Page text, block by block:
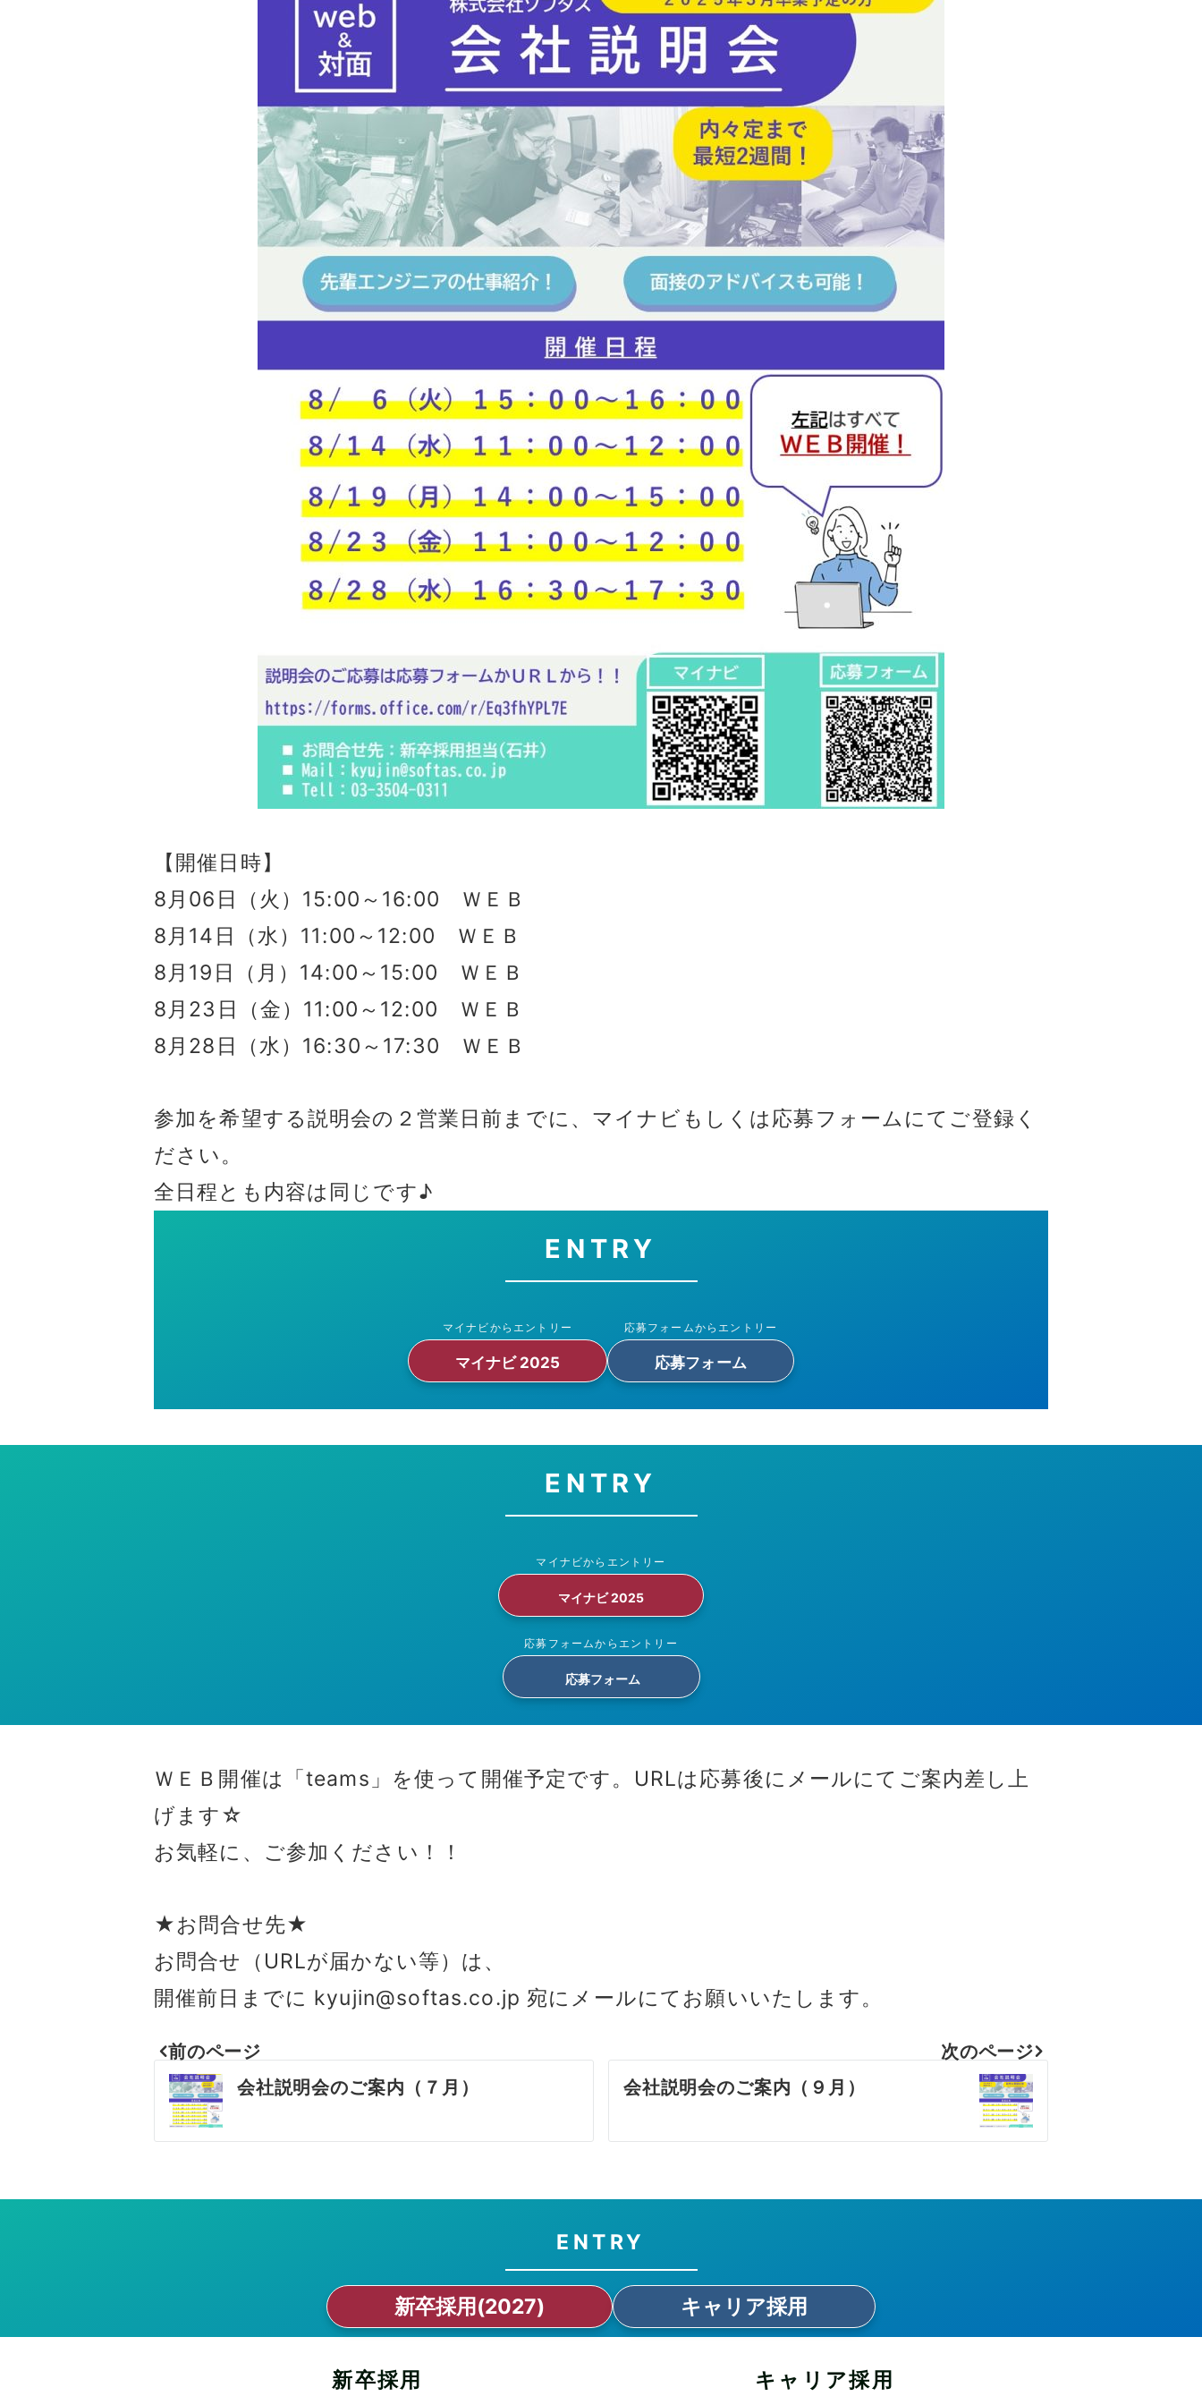
【開催日時】
8月06日（火）15:00～16:00 ＷＥＢ
8月14日（水）11:00～12:00 ＷＥＢ
8月19日（月）14:00～15:00 ＷＥＢ
8月23日（金）11:00～12:00 ＷＥＢ
8月28日（水）16:30～17:30 ＷＥＢ
参加を希望する説明会の２営業日前までに、マイナビもしくは応募フォームにてご登録く
ださい。
全日程とも内容は同じです♪
ENTRY
マイナビからエントリー
マイナビ 2025
応募フォームからエントリー
応募フォーム
ENTRY
マイナビからエントリー
マイナビ 2025
応募フォームからエントリー
応募フォーム
ＷＥＢ開催は「teams」を使って開催予定です。URLは応募後にメールにてご案内差し上
げます☆
お気軽に、ご参加ください！！
★お問合せ先★
お問合せ（URLが届かない等）は、
開催前日までに kyujin@softas.co.jp 宛にメールにてお願いいたします。
投
稿
シ
前のページ
会社説明会のご案内（７月）
次のページ
会社説明会のご案内（９月）
ENTRY
新卒採用(2027) キャリア採用
新卒採用 キャリア採用